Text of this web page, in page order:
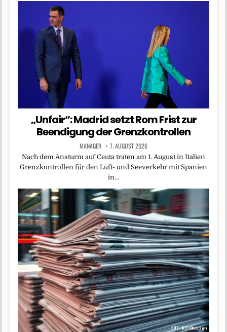
„Unfair“: Madrid setzt Rom Frist zur
Beendigung der Grenzkontrollen
MANAGER 7. AUGUST 2026
Nach dem Ansturm auf Ceuta traten am 1. August in Italien
Grenzkontrollen für den Luft- und Seeverkehr mit Spanien
in…